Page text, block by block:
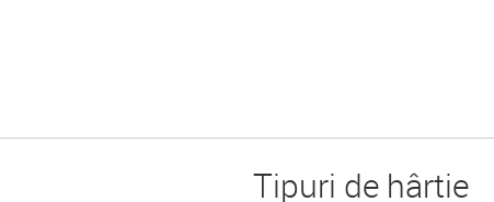
Tipuri de hârtie